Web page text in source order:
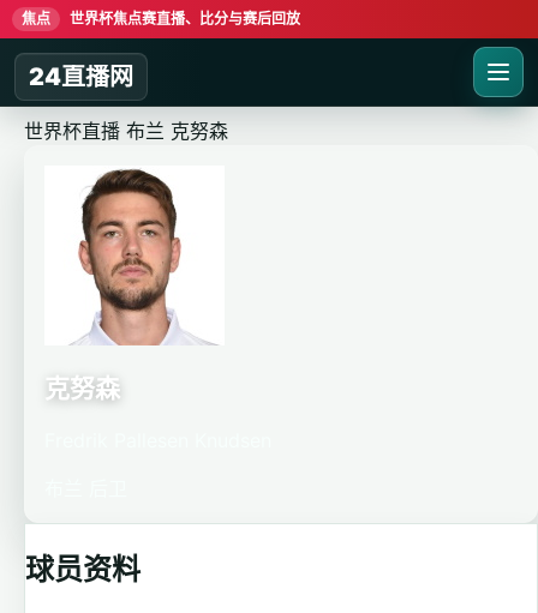
焦点 世界杯焦点赛直播、比分与赛后回放
24直播网
世界杯直播 布兰 克努森
克努森
球员资料